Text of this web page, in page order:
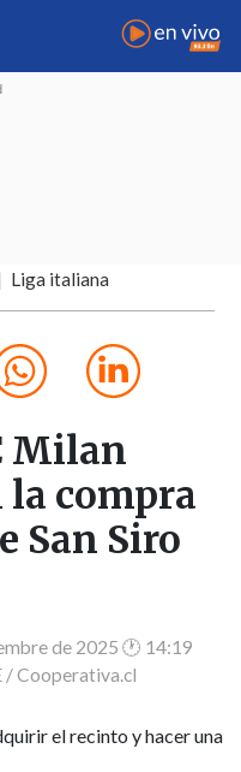
Liga italiana
Milan
la compra
San Siro
de 2025 🕐 14:19
/ Cooperativa.cl
el recinto y hacer una